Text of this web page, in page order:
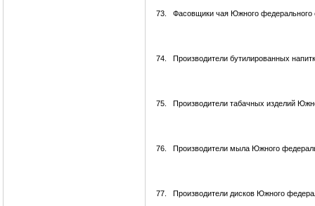
73. Фасовщики чая Южного федерального
74. Производители бутилированных
75. Производители табачных изделий
76. Производители мыла Южного
77. Производители дисков Южного